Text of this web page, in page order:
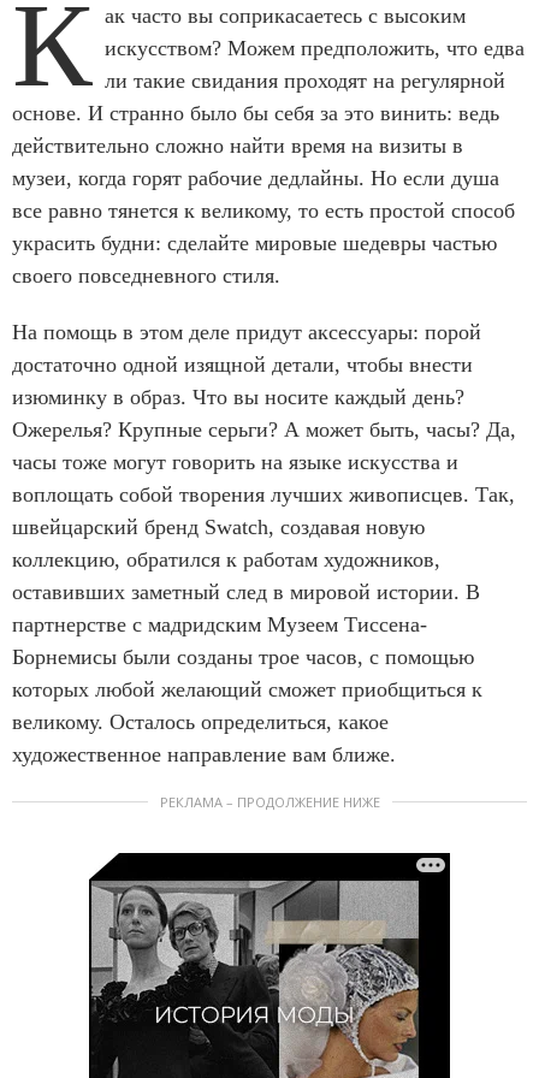
К ак часто вы соприкасаетесь с высоким
искусством? Можем предположить, что едва
ли такие свидания проходят на регулярной
основе. И странно было бы себя за это винить: ведь
действительно сложно найти время на визиты в
музеи, когда горят рабочие дедлайны. Но если душа
все равно тянется к великому, то есть простой способ
украсить будни: сделайте мировые шедевры частью
своего повседневного стиля.
На помощь в этом деле придут аксессуары: порой
достаточно одной изящной детали, чтобы внести
изюминку в образ. Что вы носите каждый день?
Ожерелья? Крупные серьги? А может быть, часы? Да,
часы тоже могут говорить на языке искусства и
воплощать собой творения лучших живописцев. Так,
швейцарский бренд Swatch, создавая новую
коллекцию, обратился к работам художников,
оставивших заметный след в мировой истории. В
партнерстве с мадридским Музеем Тиссена-
Борнемисы были созданы трое часов, с помощью
которых любой желающий сможет приобщиться к
великому. Осталось определиться, какое
художественное направление вам ближе.
РЕКЛАМА – ПРОДОЛЖЕНИЕ НИЖЕ